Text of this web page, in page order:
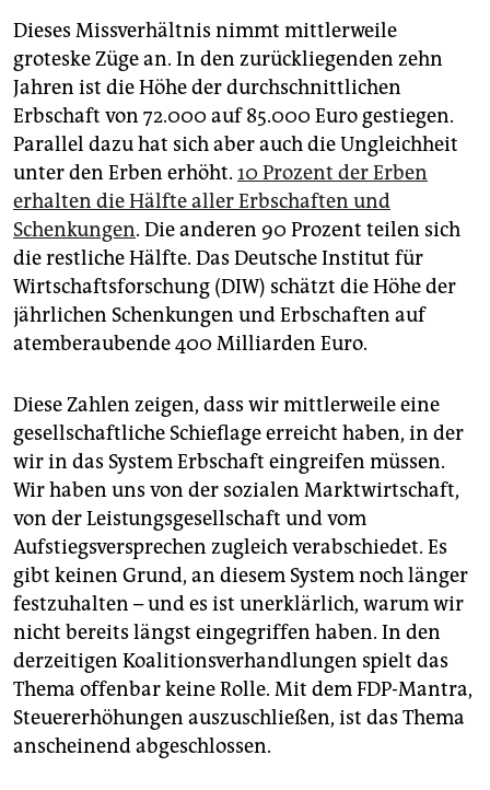
Dieses Missverhältnis nimmt mittlerweile
groteske Züge an. In den zurückliegenden zehn
Jahren ist die Höhe der durchschnittlichen
Erbschaft von 72.000 auf 85.000 Euro gestiegen.
Parallel dazu hat sich aber auch die Ungleichheit
unter den Erben erhöht. 10 Prozent der Erben
erhalten die Hälfte aller Erbschaften und
Schenkungen. Die anderen 90 Prozent teilen sich
die restliche Hälfte. Das Deutsche Institut für
Wirtschaftsforschung (DIW) schätzt die Höhe der
jährlichen Schenkungen und Erbschaften auf
atemberaubende 400 Milliarden Euro.
Diese Zahlen zeigen, dass wir mittlerweile eine
gesellschaftliche Schieflage erreicht haben, in der
wir in das System Erbschaft eingreifen müssen.
Wir haben uns von der sozialen Marktwirtschaft,
von der Leistungsgesellschaft und vom
Aufstiegsversprechen zugleich verabschiedet. Es
gibt keinen Grund, an diesem System noch länger
festzuhalten – und es ist unerklärlich, warum wir
nicht bereits längst eingegriffen haben. In den
derzeitigen Koalitionsverhandlungen spielt das
Thema offenbar keine Rolle. Mit dem FDP-Mantra,
Steuererhöhungen auszuschließen, ist das Thema
anscheinend abgeschlossen.